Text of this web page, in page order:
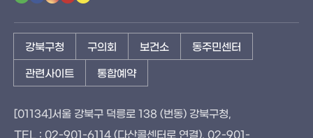
강북구청 구의회 보건소 동주민센터
관련사이트 통합예약
[01134]서울 강북구 덕릉로 138 (번동) 강북구청,
TEL : 02-901-6114 (다산콜센터로 연결), 02-901-